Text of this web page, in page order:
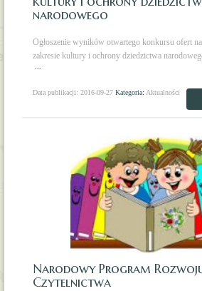
narodowego
Ogłoszenie wyników otwartego konkursu ofert
zakresie kultury i ochrony dziedzictwa
...
Data publikacji: 2016-09-27 Kategoria: Aktualności
Narodowy Program
Czytelnictwa